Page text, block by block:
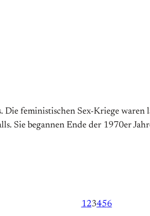
Die feministischen Sex-Kriege
Sie begannen Ende der 1970er
123456